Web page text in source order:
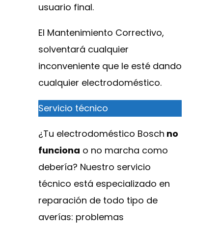
usuario final.
El Mantenimiento Correctivo,
solventará cualquier
inconveniente que le esté dando
cualquier electrodoméstico.
Servicio técnico
¿Tu electrodoméstico Bosch no
funciona o no marcha como
debería? Nuestro servicio
técnico está especializado en
reparación de todo tipo de
averías: problemas